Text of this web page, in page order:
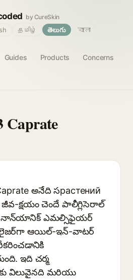
by CureSkin
Guides Products
Concerns
தமிழ் తెలుగు
বাংলা
Caprate
అనేది సрастений
జీవ-క్షయం చెందే పాలీగ్లిసెరాల్
నాన్‌యానిక్ ఎమల్సిఫైయర్
ఆయిల్-ఇన్-వాటర్
ఇది చర్మ
విలువైనది మరియు